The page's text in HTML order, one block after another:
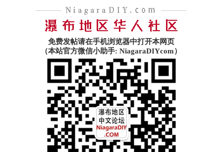
免费发帖请在手机浏览器中打开本网页
（本站官方微信小助手: NiagaraDIYcom）